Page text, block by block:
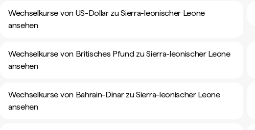
Wechselkurse von US-Dollar zu Sierra-leonischer Leone
ansehen
Wechselkurse von Britisches Pfund zu Sierra-leonischer Leone
ansehen
Wechselkurse von Bahrain-Dinar zu Sierra-leonischer Leone
ansehen